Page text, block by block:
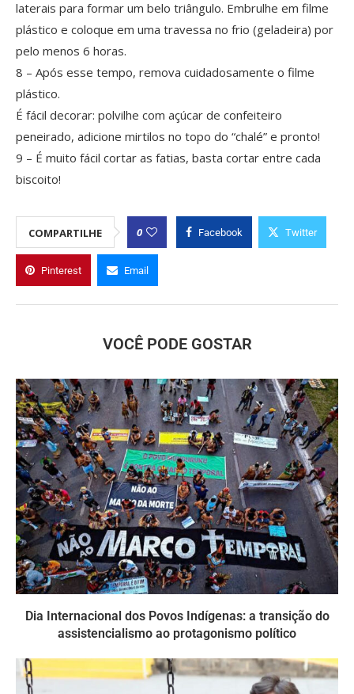
laterais para formar um belo triângulo. Embrulhe em filme
plástico e coloque em uma travessa no frio (geladeira) por
pelo menos 6 horas.
8 – Após esse tempo, remova cuidadosamente o filme
plástico.
É fácil decorar: polvilhe com açúcar de confeiteiro
peneirado, adicione mirtilos no topo do “chalé” e pronto!
9 – É muito fácil cortar as fatias, basta cortar entre cada
biscoito!
COMPARTILHE 0 Facebook Twitter
Pinterest Email
VOCÊ PODE GOSTAR
Dia Internacional dos Povos Indígenas: a transição do
assistencialismo ao protagonismo político